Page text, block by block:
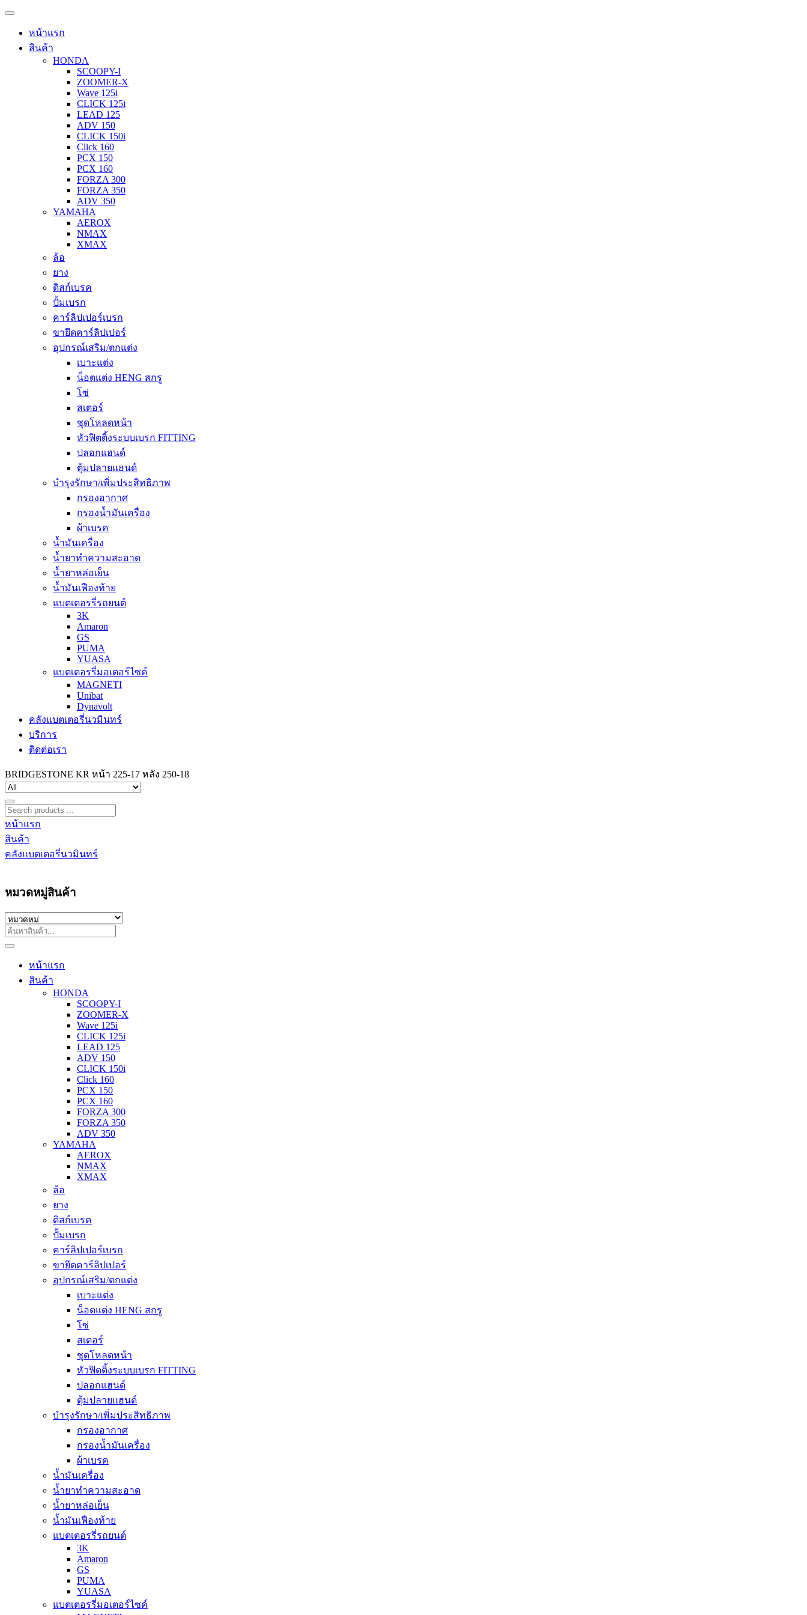
หน้าแรก
สินค้า
HONDA
SCOOPY-I
ZOOMER-X
Wave 125i
CLICK 125i
LEAD 125
ADV 150
CLICK 150i
Click 160
PCX 150
PCX 160
FORZA 300
FORZA 350
ADV 350
YAMAHA
AEROX
NMAX
XMAX
ล้อ
ยาง
ดิสก์เบรค
ปั้มเบรก
คาร์ลิปเปอร์เบรก
ขายึดคาร์ลิปเปอร์
อุปกรณ์เสริม/ตกแต่ง
เบาะแต่ง
น็อตแต่ง HENG สกรู
โซ่
สเตอร์
ชุดโหลดหน้า
หัวฟิตติ้งระบบเบรก FITTING
ปลอกแฮนด์
ตุ้มปลายแฮนด์
บำรุงรักษา/เพิ่มประสิทธิภาพ
กรองอากาศ
กรองน้ำมันเครื่อง
ผ้าเบรค
น้ำมันเครื่อง
น้ำยาทำความสะอาด
น้ำยาหล่อเย็น
น้ำมันเฟืองท้าย
แบตเตอรรี่รถยนต์
3K
Amaron
GS
PUMA
YUASA
แบตเตอรรี่มอเตอร์ไซค์
MAGNETI
Unibat
Dynavolt
คลังแบตเตอรี่นวมินทร์
บริการ
ติดต่อเรา
BRIDGESTONE KR หน้า 225-17 หลัง 250-18
หน้าแรก
สินค้า
คลังแบตเตอรี่นวมินทร์
หมวดหมู่สินค้า
หน้าแรก
สินค้า
HONDA
SCOOPY-I
ZOOMER-X
Wave 125i
CLICK 125i
LEAD 125
ADV 150
CLICK 150i
Click 160
PCX 150
PCX 160
FORZA 300
FORZA 350
ADV 350
YAMAHA
AEROX
NMAX
XMAX
ล้อ
ยาง
ดิสก์เบรค
ปั้มเบรก
คาร์ลิปเปอร์เบรก
ขายึดคาร์ลิปเปอร์
อุปกรณ์เสริม/ตกแต่ง
เบาะแต่ง
น็อตแต่ง HENG สกรู
โซ่
สเตอร์
ชุดโหลดหน้า
หัวฟิตติ้งระบบเบรก FITTING
ปลอกแฮนด์
ตุ้มปลายแฮนด์
บำรุงรักษา/เพิ่มประสิทธิภาพ
กรองอากาศ
กรองน้ำมันเครื่อง
ผ้าเบรค
น้ำมันเครื่อง
น้ำยาทำความสะอาด
น้ำยาหล่อเย็น
น้ำมันเฟืองท้าย
แบตเตอรรี่รถยนต์
3K
Amaron
GS
PUMA
YUASA
แบตเตอรรี่มอเตอร์ไซค์